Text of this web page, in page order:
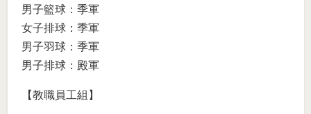
男子籃球：季軍
女子排球：季軍
男子羽球：季軍
男子排球：殿軍
【教職員工組】